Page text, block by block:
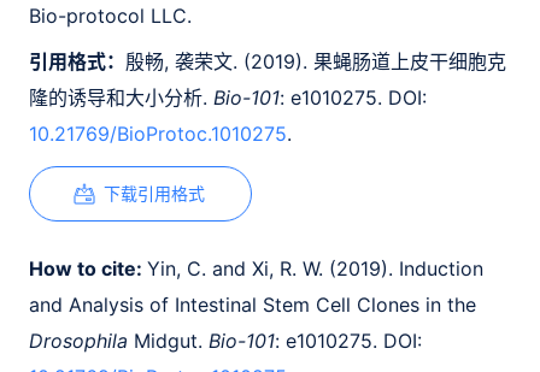
Bio-protocol LLC.
引用格式： 殷畅, 袭荣文. (2019). 果蝇肠道上皮干细胞克
隆的诱导和大小分析. Bio-101: e1010275. DOI:
10.21769/BioProtoc.1010275.
下载引用格式
How to cite: Yin, C. and Xi, R. W. (2019). Induction
and Analysis of Intestinal Stem Cell Clones in the
Drosophila Midgut. Bio-101: e1010275. DOI: